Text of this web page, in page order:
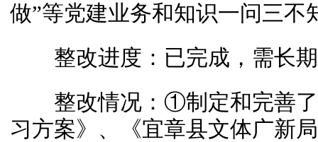
做”等党建业务和知识一问三不
整改进度：已完成，需长
整改情况：①制定和完善了
习方案》、《宜章县文体广新